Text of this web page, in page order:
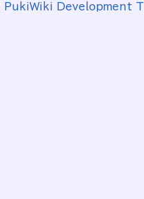
PukiWiki Development